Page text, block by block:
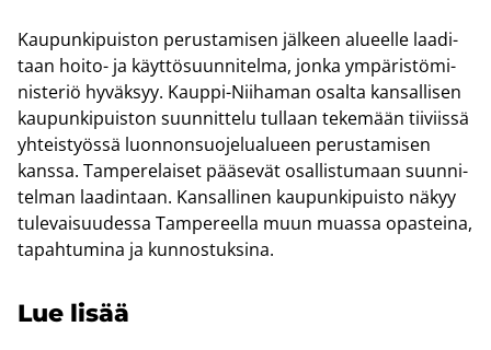
Kau­pun­ki­puis­ton pe­rus­ta­mi­sen jäl­keen alu­eel­le laa­di­
taan hoito-​ ja käyt­tö­suun­ni­tel­ma, jonka ym­pä­ris­tö­mi­
nis­te­riö hy­väk­syy. Kauppi-​Niihaman osal­ta kan­sal­li­sen
kau­pun­ki­puis­ton suun­nit­te­lu tul­laan te­ke­mään tii­viis­sä
yh­teis­työs­sä luon­non­suo­je­lua­lu­een pe­rus­ta­mi­sen
kans­sa. Tam­pe­re­lai­set pää­se­vät osal­lis­tu­maan suun­ni­
tel­man laa­din­taan. Kan­sal­li­nen kau­pun­ki­puis­to näkyy
tu­le­vai­suu­des­sa Tam­pe­reel­la muun muas­sa opas­tei­na,
ta­pah­tu­mi­na ja kun­nos­tuk­si­na.
Lue lisää